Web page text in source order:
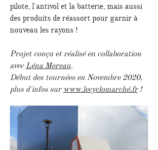
pilote, l'antivol et la batterie, mais aussi
des produits de réassort pour garnir à
nouveau les rayons !
Projet conçu et réalisé en collaboration
avec Léna Moreau.
Début des tournées en Novembre 2020,
plus d'infos sur www.lecyclomarché.fr!